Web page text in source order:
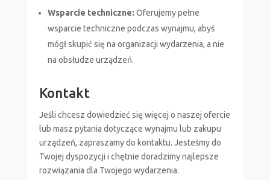
Wsparcie techniczne: Oferujemy pełne
wsparcie techniczne podczas wynajmu, abyś
mógł skupić się na organizacji wydarzenia, a nie
na obsłudze urządzeń.
Kontakt
Jeśli chcesz dowiedzieć się więcej o naszej ofercie
lub masz pytania dotyczące wynajmu lub zakupu
urządzeń, zapraszamy do kontaktu. Jesteśmy do
Twojej dyspozycji i chętnie doradzimy najlepsze
rozwiązania dla Twojego wydarzenia.